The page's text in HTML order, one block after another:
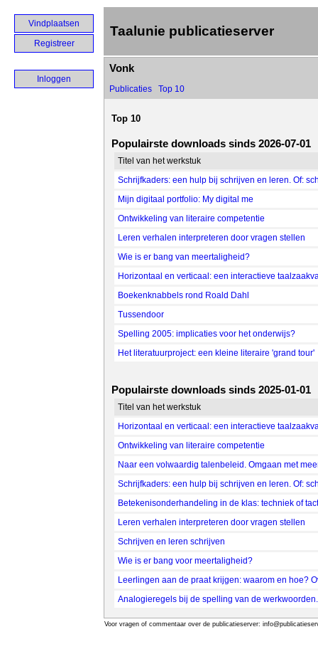
Vindplaatsen
Registreer
Inloggen
Taalunie publicatieserver
Vonk
Publicaties Top 10
Top 10
Populairste downloads sinds 2026-07-01
Titel van het werkstuk
Schrijfkaders: een hulp bij schrijven en leren. Of:
Mijn digitaal portfolio: My digital me
Ontwikkeling van literaire competentie
Leren verhalen interpreteren door vragen stellen
Wie is er bang van meertaligheid?
Horizontaal en verticaal: een interactieve
Boekenknabbels rond Roald Dahl
Tussendoor
Spelling 2005: implicaties voor het onderwijs?
Het literatuurproject: een kleine literaire 'grand tour'
Populairste downloads sinds 2025-01-01
Titel van het werkstuk
Horizontaal en verticaal: een interactieve
Ontwikkeling van literaire competentie
Naar een volwaardig talenbeleid. Omgaan met
Schrijfkaders: een hulp bij schrijven en leren. Of:
Betekenisonderhandeling in de klas: techniek of
Leren verhalen interpreteren door vragen stellen
Schrijven en leren schrijven
Wie is er bang voor meertaligheid?
Leerlingen aan de praat krijgen: waarom en hoe?
Analogieregels bij de spelling van de
Voor vragen of commentaar over de publicatieserver: